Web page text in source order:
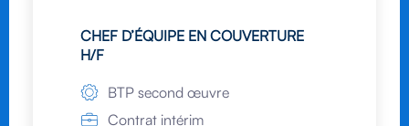
CHEF D’ÉQUIPE EN COUVERTURE
H/F
BTP second œuvre
Contrat intérim